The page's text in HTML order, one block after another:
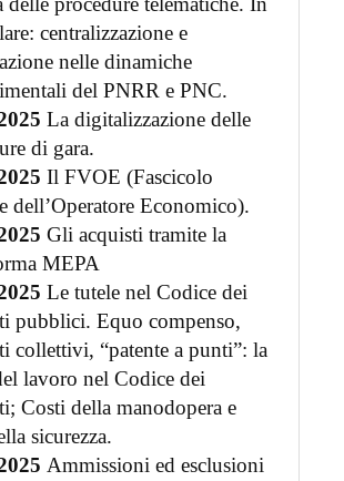
centralizzazione e
nelle dinamiche
del PNRR e PNC.
La digitalizzazione delle
di gara.
Il FVOE (Fascicolo
dell’Operatore Economico).
Gli acquisti tramite la
MEPA
Le tutele nel Codice dei
pubblici. Equo compenso,
collettivi, “patente a punti”: la
lavoro nel Codice dei
Costi della manodopera e
sicurezza.
Ammissioni ed esclusioni